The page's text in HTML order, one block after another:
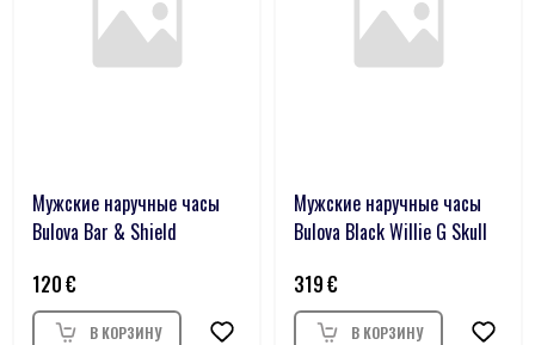
Мужские наручные часы
Bulova Bar & Shield
120
Мужские наручные часы
Bulova Black Willie G Skull
319